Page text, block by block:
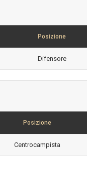
Posizione
Difensore
Posizione
Centrocampista